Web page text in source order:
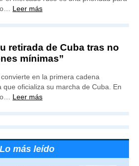
Leer más
retirada de Cuba tras no
mínimas”
en la primera cadena
que oficializa su marcha de Cuba. En
Leer más
Lo más leído